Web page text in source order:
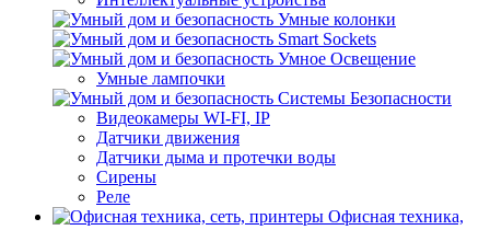
Умные колонки
Smart Sockets
Умное Освещение
Умные лампочки
Системы Безопасности
Видеокамеры WI-FI, IP
Датчики движения
Датчики дыма и протечки воды
Сирены
Реле
Офисная техника,